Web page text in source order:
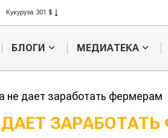
Рис 408 $
Пшеница 423 $
БЛОГИ МЕДИАТЕКА
не дает заработать фермерам